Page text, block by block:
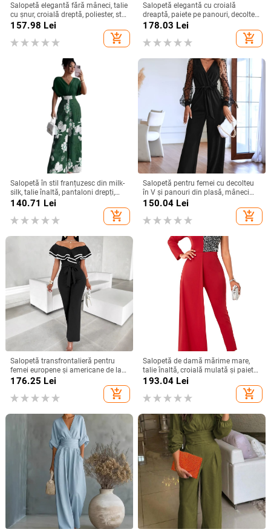
Salopetă elegantă fără mâneci, talie
cu șnur, croială dreptă, poliester, stil
urban elegant, primăvară-vară 2025
157.98 Lei
add_shopping_cart
Salopetă elegantă cu croială
dreaptă, paiete pe panouri, decolteu
pătrat, talie reglabilă
178.03 Lei
add_shopping_cart
Salopetă în stil franțuzesc din milk-
silk, talie înaltă, pantaloni drepți,
mâneci 3/4, cod XZFSS0230,
140.71 Lei
add_shopping_cart
Salopetă pentru femei cu decolteu
în V și panouri din plasă, mâneci
lungi, croială dreaptă elegantă
150.04 Lei
add_shopping_cart
Salopetă transfrontalieră pentru
femei europene și americane de la
Amazon, cu noul temperament, cu
176.25 Lei
add_shopping_cart
Salopetă de damă mărime mare,
talie înaltă, croială mulată și paiete,
disponibilă
193.04 Lei
add_shopping_cart